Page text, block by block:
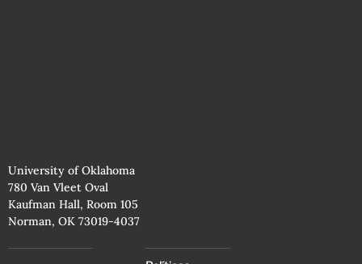
University of Oklahoma
780 Van Vleet Oval
Kaufman Hall, Room 105
Norman, OK 73019-4037